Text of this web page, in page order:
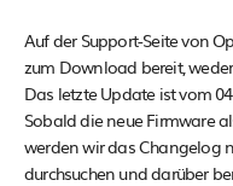
Auf der Support-Seite von
zum Download bereit,
Das letzte Update ist vom
Sobald die neue Firmware
werden wir das Changelog
durchsuchen und darüber